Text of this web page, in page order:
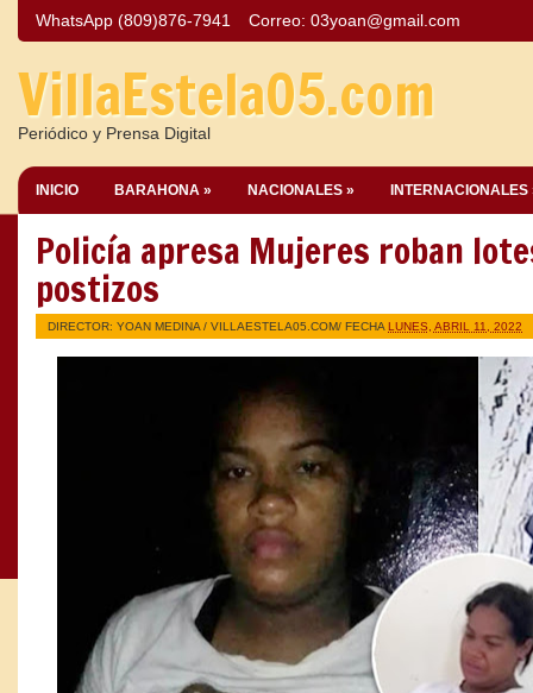
WhatsApp (809)876-7941 Correo: 03yoan@gmail.com
VillaEstela05.com
Periódico y Prensa Digital
INICIO BARAHONA » NACIONALES » INTERNACIONALES
Policía apresa Mujeres roban
postizos
DIRECTOR: YOAN MEDINA / VILLAESTELA05.COM/ FECHA LUNES, ABRIL 11, 2022